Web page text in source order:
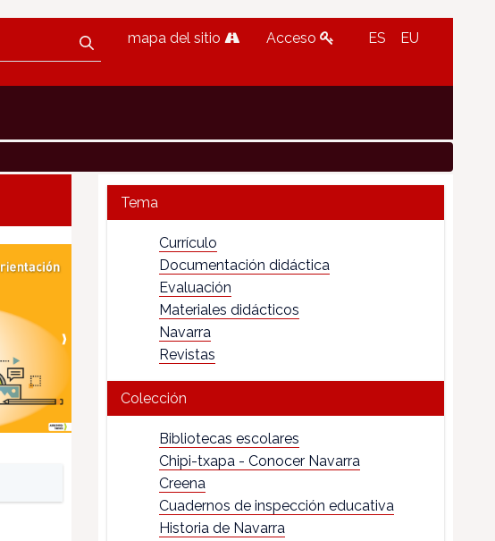
mapa del sitio Acceso ES EU
Tema
Currículo
Documentación didáctica
Evaluación
Materiales didácticos
Navarra
Revistas
Colección
Bibliotecas escolares
Chipi-txapa - Conocer Navarra
Creena
Cuadernos de inspección educativa
Historia de Navarra